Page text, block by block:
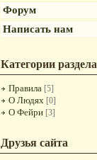
Форум
Написать нам
Категории раздела
Правила [5]
О Людях [0]
О Фейри [3]
Друзья сайта